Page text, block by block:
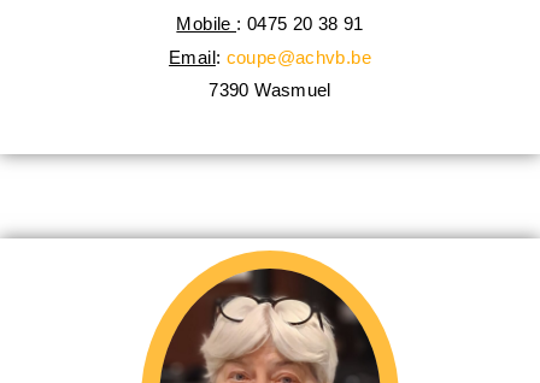
Mobile : 0475 20 38 91
Email: coupe@achvb.be
7390Wasmuel